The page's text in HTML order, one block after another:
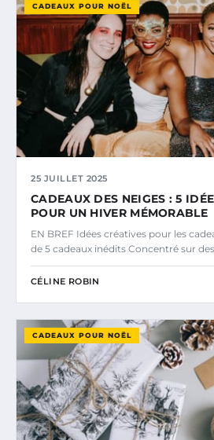
CADEAUX POUR NOËL
25 JUILLET 2025
CADEAUX DES NEIGES : 5
POUR UN HIVER MÉMORABLE
EN BREF Idées créatives pour les
de 5 cadeaux inédits Concentré sur
CÉLINE ROBIN
CADEAUX POUR NOËL